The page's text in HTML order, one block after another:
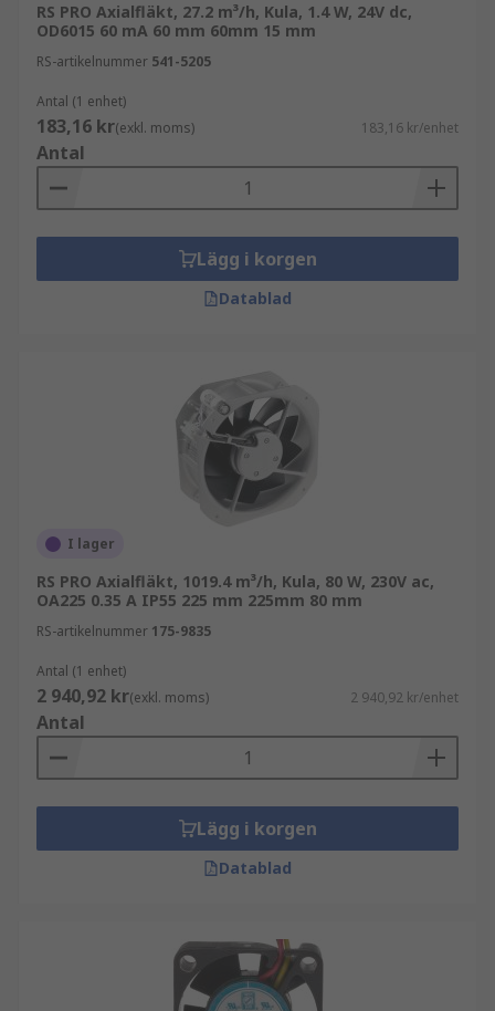
RS PRO Axialfläkt, 27.2 m³/h, Kula, 1.4 W, 24V dc,
OD6015 60 mA 60 mm 60mm 15 mm
RS-artikelnummer 541-5205
Antal (1 enhet)
183,16 kr(exkl. moms) 183,16 kr/enhet
Antal
Lägg i korgen
Datablad
I lager
RS PRO Axialfläkt, 1019.4 m³/h, Kula, 80 W, 230V ac,
OA225 0.35 A IP55 225 mm 225mm 80 mm
RS-artikelnummer 175-9835
Antal (1 enhet)
2 940,92 kr(exkl. moms) 2 940,92 kr/enhet
Antal
Lägg i korgen
Datablad